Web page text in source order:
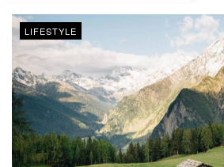
LIFESTYLE